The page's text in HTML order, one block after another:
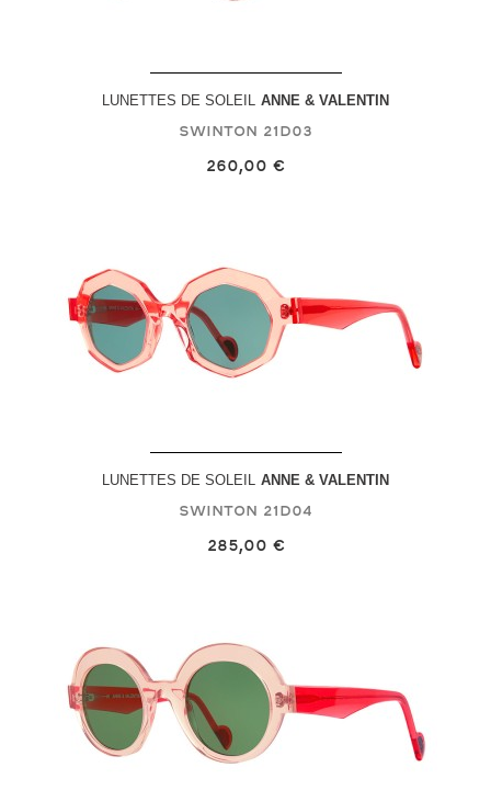
LUNETTES DE SOLEIL ANNE & VALENTIN
Swinton 21D03
260,00 €
LUNETTES DE SOLEIL ANNE & VALENTIN
Swinton 21D04
285,00 €